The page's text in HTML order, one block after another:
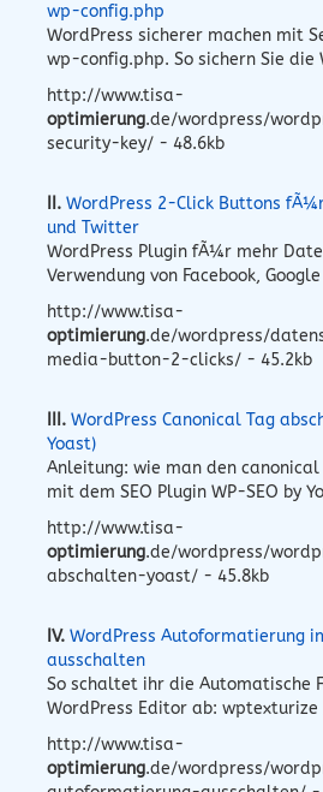
wp-config.php
WordPress sicherer machen mit
wp-config.php. So sichern Sie die
http://www.tisa-
optimierung.de/wordpress/
security-key/ - 48.6kb
II. WordPress 2-Click Buttons
und Twitter
WordPress Plugin fÃ¼r mehr
Verwendung von Facebook,
http://www.tisa-
optimierung.de/wordpress/
media-button-2-clicks/ - 45.2kb
III. WordPress Canonical Tag
Yoast)
Anleitung: wie man den canonical
mit dem SEO Plugin WP-SEO by
http://www.tisa-
optimierung.de/wordpress/
abschalten-yoast/ - 45.8kb
IV. WordPress Autoformatierung
ausschalten
So schaltet ihr die Automatische
WordPress Editor ab:
http://www.tisa-
optimierung.de/wordpress/